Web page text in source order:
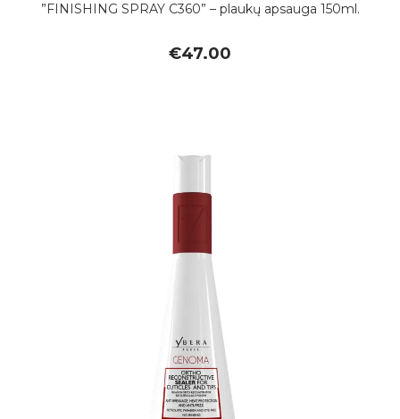
”FINISHING SPRAY C360” – plaukų apsauga 150ml.
€47.00